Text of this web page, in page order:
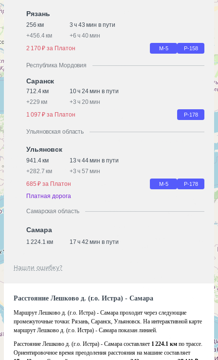
Рязань
256 км
3 ч 43 мин в пути
+456.4 км +6 ч 40 мин
2 170 ₽ за Платон
М-5 Р-158
Республика Мордовия
Саранск
712.4 км
10 ч 24 мин в пути
+229 км +3 ч 20 мин
1 097 ₽ за Платон
Р-178
Ульяновская область
Ульяновск
941.4 км
13 ч 44 мин в пути
+282.7 км +3 ч 57 мин
685 ₽ за Платон
М-5 Р-178
Платная дорога
Самарская область
Самара
1 224.1 км 17 ч 42 мин в пути
Нашли ошибку?
Расстояние Лешково д. (г.о. Истра) - Самара
Маршрут Лешково д. (г.о. Истра) - Самара проходит через следующие
промежуточные точки: Рязань, Саранск, Ульяновск. На интерактивной карте
маршрут Лешково д. (г.о. Истра) - Самара показан линией.
Расстояние Лешково д. (г.о. Истра) - Самара составляет 1 224.1 км по трассе.
Ориентировочное время преодоления расстояния на машине составляет